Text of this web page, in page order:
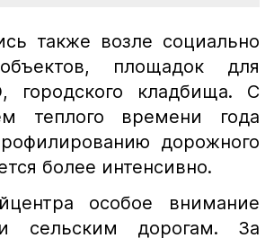
также возле социально
площадок для
городского кладбища. С
теплого времени года
дорожного
более интенсивно.
особое внимание
сельским дорогам. За